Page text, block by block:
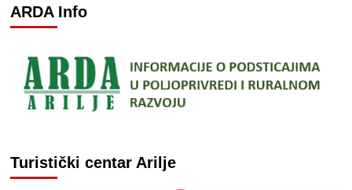
ARDA Info
Turistički centar Arilje